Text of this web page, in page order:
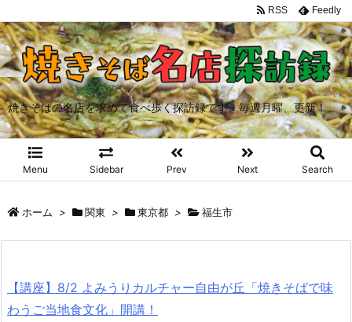
焼きそばの名店を求めて食べ歩く探訪録です。毎週月曜、更新！
Menu Sidebar Prev Next Search
RSS Feedly
ホーム > 関東 > 東京都 > 福生市
【講座】8/2 よみうりカルチャー自由が丘「焼きそばで味
わうご当地食文化」開講！